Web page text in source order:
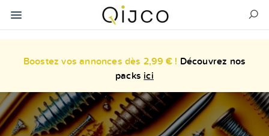
Boostez vos annonces dès 2,99 € ! Découvrez nos
packs ici